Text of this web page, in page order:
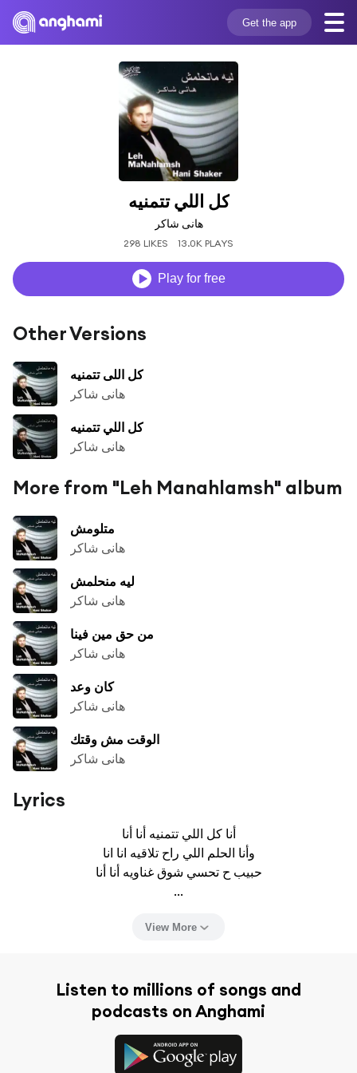
Get the app
كل اللي تتمنيه
هانى شاكر
298 LIKES 13.0K PLAYS
Play for free
Other Versions
كل اللى تتمنيه
هانى شاكر
كل اللي تتمنيه
هانى شاكر
More from "Leh Manahlamsh" album
متلومش
هانى شاكر
ليه منحلمش
هانى شاكر
من حق مين فينا
هانى شاكر
كان وعد
هانى شاكر
الوقت مش وقتك
هانى شاكر
Lyrics
أنا كل اللي تتمنيه أنا أنا
وأنا الحلم اللي راح تلاقيه انا انا
حبيب ح تحسي شوق غناويه أنا أنا
...
View More
Listen to millions of songs and
podcasts on Anghami